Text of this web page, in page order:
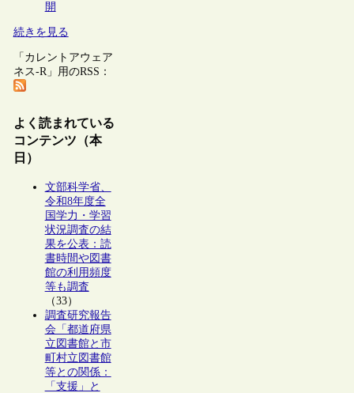
開
続きを見る
「カレントアウェア
ネス-R」用のRSS：
よく読まれている
コンテンツ（本
日）
文部科学省、
令和8年度全
国学力・学習
状況調査の結
果を公表：読
書時間や図書
館の利用頻度
等も調査
（33）
調査研究報告
会「都道府県
立図書館と市
町村立図書館
等との関係：
「支援」と